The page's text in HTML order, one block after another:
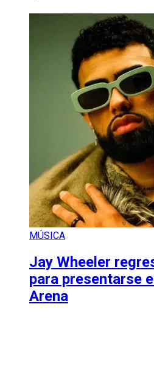
MÚSICA
Jay Wheeler
para presentarse
Arena